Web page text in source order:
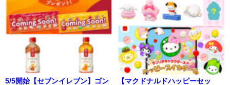
5/5開始【セブンイレブン】ゴン 【マクドナルドハッピーセッ